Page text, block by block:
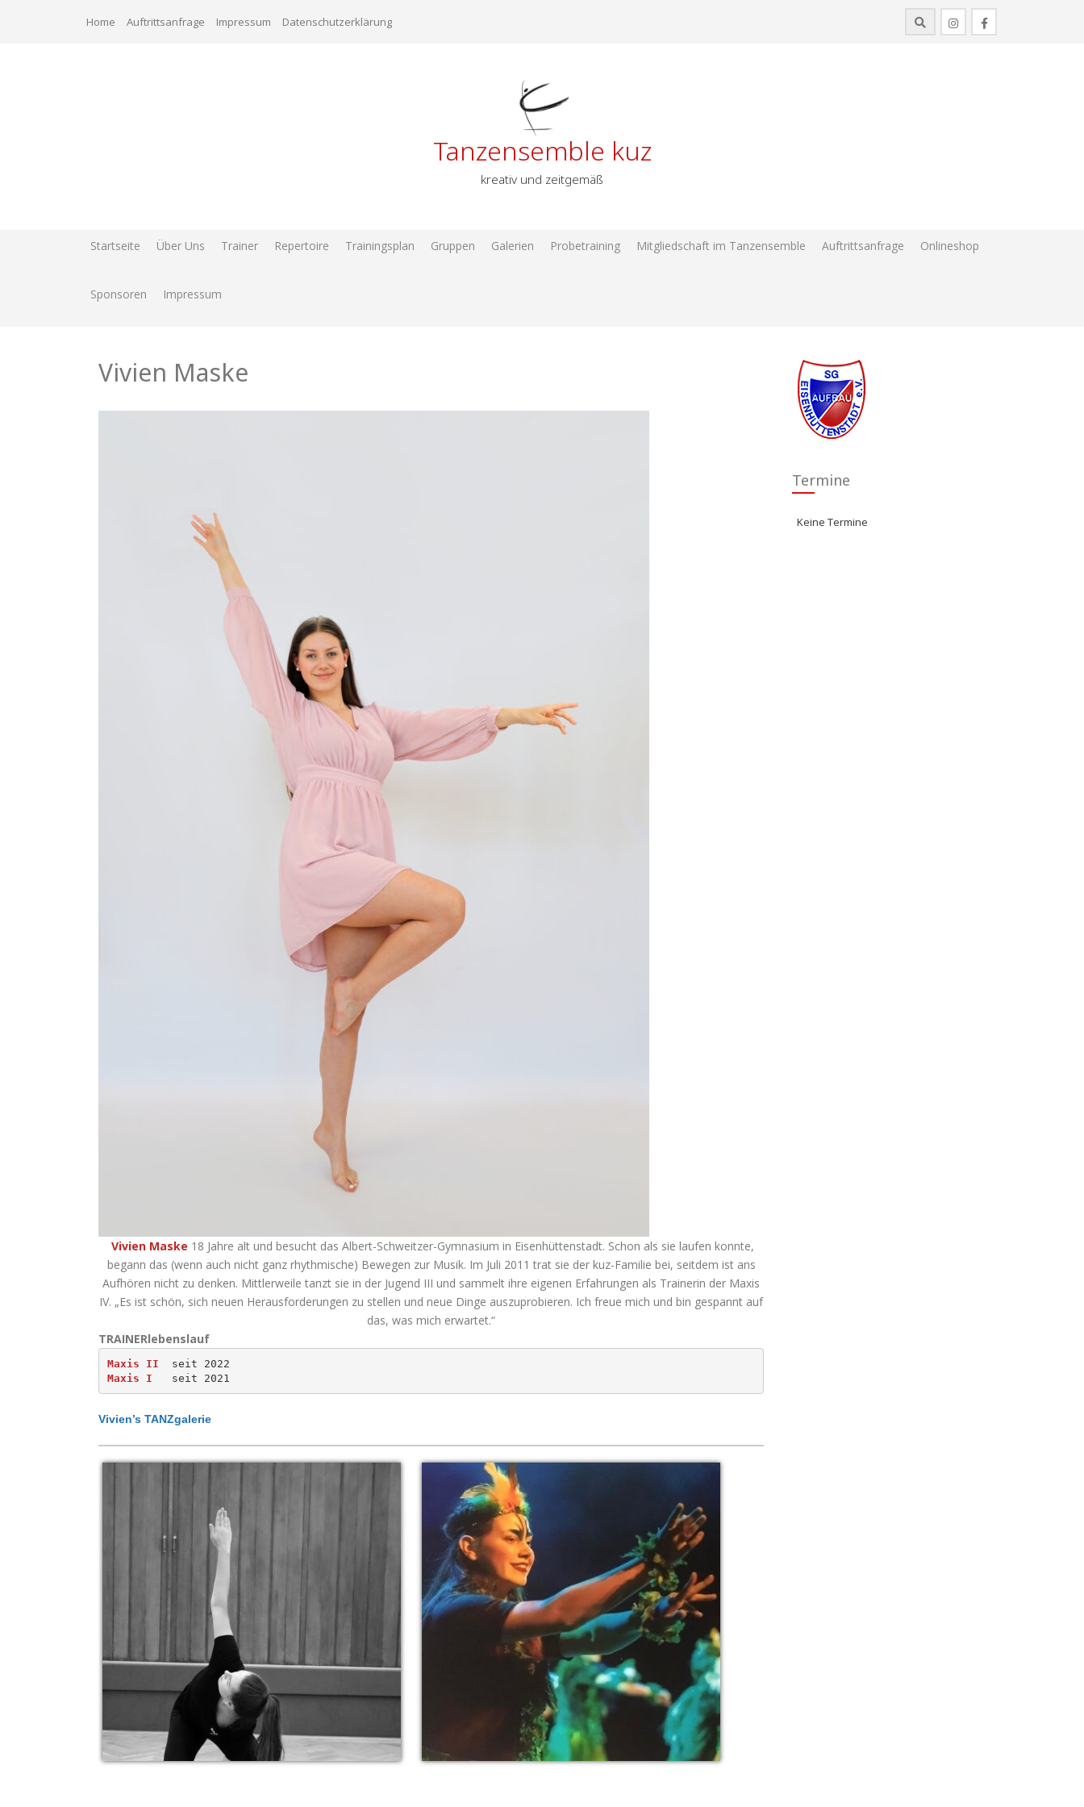
Home Auftrittsanfrage Impressum Datenschutzerklärung
Tanzensemble kuz
kreativ und zeitgemäß
Startseite Über Uns Trainer Repertoire Trainingsplan Gruppen Galerien Probetraining Mitgliedschaft im Tanzensemble Auftrittsanfrage Onlineshop
Sponsoren Impressum
Vivien Maske
Vivien Maske 18 Jahre alt und besucht das Albert-Schweitzer-Gymnasium in Eisenhüttenstadt. Schon als sie laufen konnte,
begann das (wenn auch nicht ganz rhythmische) Bewegen zur Musik. Im Juli 2011 trat sie der kuz-Familie bei, seitdem ist ans
Aufhören nicht zu denken. Mittlerweile tanzt sie in der Jugend III und sammelt ihre eigenen Erfahrungen als Trainerin der Maxis
IV. „Es ist schön, sich neuen Herausforderungen zu stellen und neue Dinge auszuprobieren. Ich freue mich und bin gespannt auf
das, was mich erwartet.“
TRAINERlebenslauf
Maxis II
Maxis I
Vivien’s TANZgalerie
Termine
Keine Termine